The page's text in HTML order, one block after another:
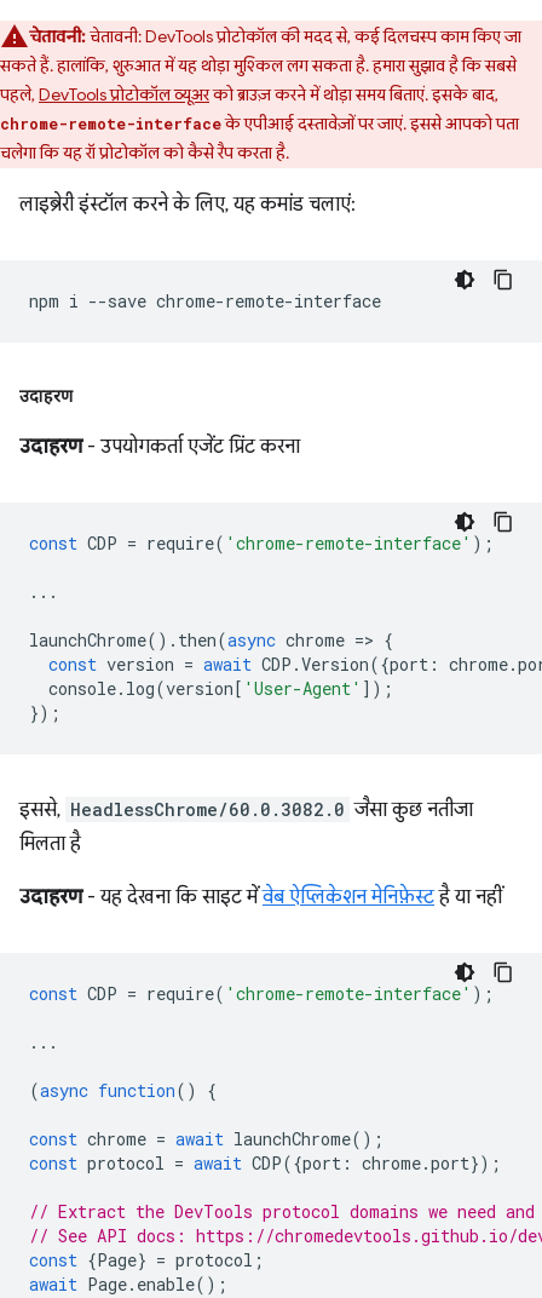
चेतावनी:चेतावनी: DevTools प्रोटोकॉल की मदद से, कई दिलचस्प काम किए जा
सकते हैं. हालांकि, शुरुआत में यह थोड़ा मुश्किल लग सकता है. हमारा सुझाव है कि सबसे
पहले, DevTools प्रोटोकॉल व्यूअरको ब्राउज़ करने में थोड़ा समय बिताएं. इसके बाद,
chrome-remote-interfaceके एपीआई दस्तावेज़ों पर जाएं. इससे आपको पता
चलेगा कि यह रॉ प्रोटोकॉल को कैसे रैप करता है.
लाइब्रेरी इंस्टॉल करने के लिए, यह कमांड चलाएं:
npm i --save
उदाहरण
उदाहरण- उपयोगकर्ता एजेंट प्रिंट करना
const CDP = require( 'chrome-remote-interface' );
...
launchChrome(). then(async chrome => {
const version = await CDP .Version({port : chrome.
console. log(version[ 'User-Agent' ]);
});
इससे, HeadlessChrome/60.0.3082.0 जैसा कुछ नतीजा
मिलता है
उदाहरण- यह देखना कि साइट मेंवेब ऐप्लिकेशन मेनिफ़ेस्टहै या नहीं
const CDP = require( 'chrome-remote-interface' );
...
(async function() {
const chrome = await launchChrome();
const protocol = await CDP({port : chrome.port});
// Extract the DevTools protocol domains we need and
// See API docs: https://chromedevtools.github.io/
const {Page} = protocol ;
await Page. enable();